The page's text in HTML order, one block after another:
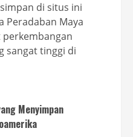
di situs ini
Peradaban Maya
sangat tinggi di
Menyimpan